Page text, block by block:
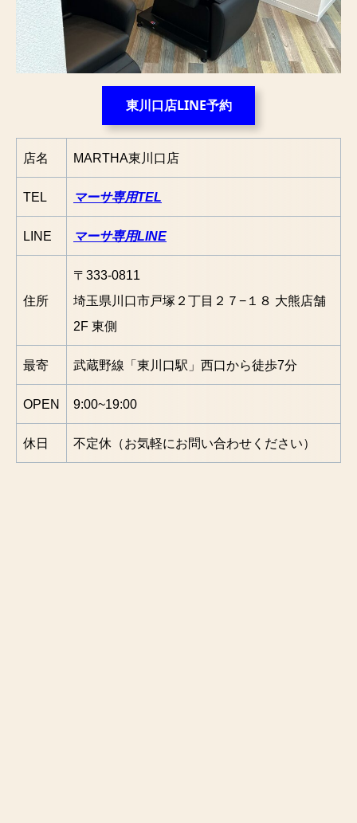
東川口店LINE予約
店名 MARTHA東川口店
TEL マーサ専用TEL
LINE マーサ専用LINE
住所
〒333-0811
埼玉県川口市戸塚２丁目２７−１８ 大熊店舗
2F 東側
最寄 武蔵野線「東川口駅」西口から徒歩7分
OPEN 9:00~19:00
休日 不定休（お気軽にお問い合わせください）